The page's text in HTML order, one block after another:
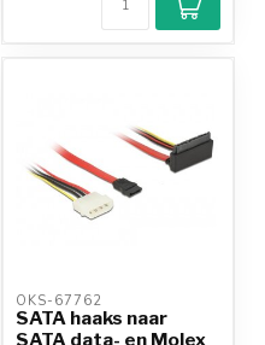
OKS-67762
SATA haaks naar
SATA data- en Molex